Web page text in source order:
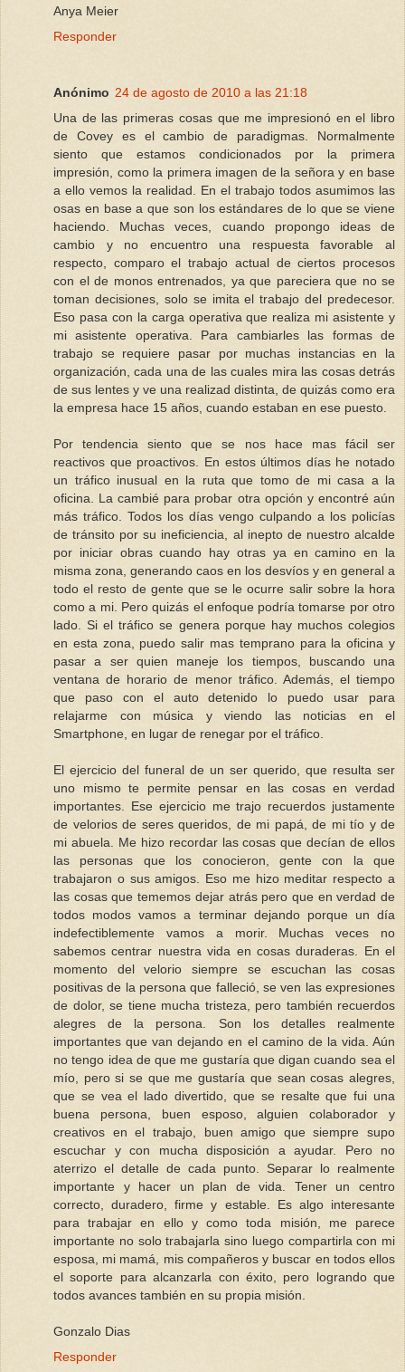
Anya Meier
Responder
Anónimo 24 de agosto de 2010 a las 21:18
Una de las primeras cosas que me impresionó en el libro
de Covey es el cambio de paradigmas. Normalmente
siento que estamos condicionados por la primera
impresión, como la primera imagen de la señora y en base
a ello vemos la realidad. En el trabajo todos asumimos las
osas en base a que son los estándares de lo que se viene
haciendo. Muchas veces, cuando propongo ideas de
cambio y no encuentro una respuesta favorable al
respecto, comparo el trabajo actual de ciertos procesos
con el de monos entrenados, ya que pareciera que no se
toman decisiones, solo se imita el trabajo del predecesor.
Eso pasa con la carga operativa que realiza mi asistente y
mi asistente operativa. Para cambiarles las formas de
trabajo se requiere pasar por muchas instancias en la
organización, cada una de las cuales mira las cosas detrás
de sus lentes y ve una realizad distinta, de quizás como era
la empresa hace 15 años, cuando estaban en ese puesto.
Por tendencia siento que se nos hace mas fácil ser
reactivos que proactivos. En estos últimos días he notado
un tráfico inusual en la ruta que tomo de mi casa a la
oficina. La cambié para probar otra opción y encontré aún
más tráfico. Todos los días vengo culpando a los policías
de tránsito por su ineficiencia, al inepto de nuestro alcalde
por iniciar obras cuando hay otras ya en camino en la
misma zona, generando caos en los desvíos y en general a
todo el resto de gente que se le ocurre salir sobre la hora
como a mi. Pero quizás el enfoque podría tomarse por otro
lado. Si el tráfico se genera porque hay muchos colegios
en esta zona, puedo salir mas temprano para la oficina y
pasar a ser quien maneje los tiempos, buscando una
ventana de horario de menor tráfico. Además, el tiempo
que paso con el auto detenido lo puedo usar para
relajarme con música y viendo las noticias en el
Smartphone, en lugar de renegar por el tráfico.
El ejercicio del funeral de un ser querido, que resulta ser
uno mismo te permite pensar en las cosas en verdad
importantes. Ese ejercicio me trajo recuerdos justamente
de velorios de seres queridos, de mi papá, de mi tío y de
mi abuela. Me hizo recordar las cosas que decían de ellos
las personas que los conocieron, gente con la que
trabajaron o sus amigos. Eso me hizo meditar respecto a
las cosas que tememos dejar atrás pero que en verdad de
todos modos vamos a terminar dejando porque un día
indefectiblemente vamos a morir. Muchas veces no
sabemos centrar nuestra vida en cosas duraderas. En el
momento del velorio siempre se escuchan las cosas
positivas de la persona que falleció, se ven las expresiones
de dolor, se tiene mucha tristeza, pero también recuerdos
alegres de la persona. Son los detalles realmente
importantes que van dejando en el camino de la vida. Aún
no tengo idea de que me gustaría que digan cuando sea el
mío, pero si se que me gustaría que sean cosas alegres,
que se vea el lado divertido, que se resalte que fui una
buena persona, buen esposo, alguien colaborador y
creativos en el trabajo, buen amigo que siempre supo
escuchar y con mucha disposición a ayudar. Pero no
aterrizo el detalle de cada punto. Separar lo realmente
importante y hacer un plan de vida. Tener un centro
correcto, duradero, firme y estable. Es algo interesante
para trabajar en ello y como toda misión, me parece
importante no solo trabajarla sino luego compartirla con mi
esposa, mi mamá, mis compañeros y buscar en todos ellos
el soporte para alcanzarla con éxito, pero logrando que
todos avances también en su propia misión.
Gonzalo Dias
Responder